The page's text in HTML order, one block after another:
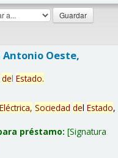
Oeste,
del Estado.
Eléctrica, Sociedad del Estado,
préstamo: Signatura